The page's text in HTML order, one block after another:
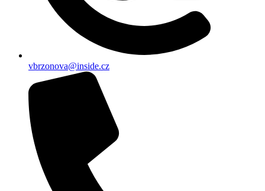
vbrzonova@inside.cz